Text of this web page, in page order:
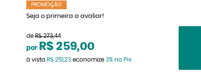
PROMOÇÃO
Seja o primeira a avaliar!
de R$ 273,44
por R$ 259,00
à vista R$ 251,23economize 3% no Pix